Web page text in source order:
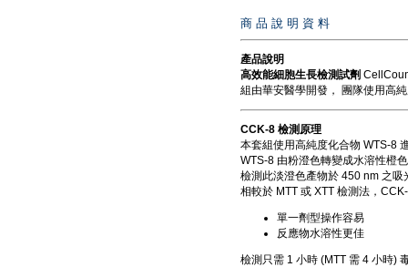
商 品 說 明 資 料
產品說明
高效能細胞生長檢測試劑
組由華安醫學開發， 團隊使用高
CCK-8 檢測原理
本套組使用高純度化合物 WTS-8
WTS-8 由粉澄色轉變成水溶性橙
檢測此淡澄色產物於 450 nm 之
相較於 MTT 或 XTT 檢測法，
單一劑型操作容易
反應物水溶性更佳
檢測只需 1 小時 (MTT 需 4 小時)